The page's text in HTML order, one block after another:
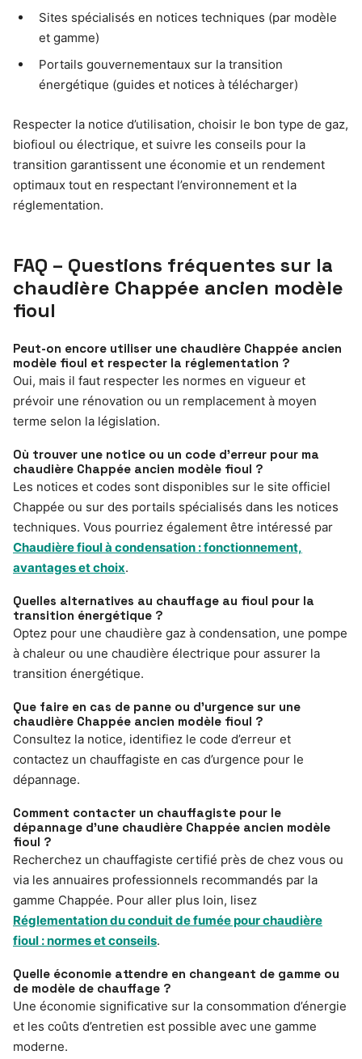
Sites spécialisés en notices techniques (par modèle
et gamme)
Portails gouvernementaux sur la transition
énergétique (guides et notices à télécharger)
Respecter la notice d’utilisation, choisir le bon type de gaz,
biofioul ou électrique, et suivre les conseils pour la
transition garantissent une économie et un rendement
optimaux tout en respectant l’environnement et la
réglementation.
FAQ – Questions fréquentes sur la
chaudière Chappée ancien modèle
fioul
Peut-on encore utiliser une chaudière Chappée ancien
modèle fioul et respecter la réglementation ?
Oui, mais il faut respecter les normes en vigueur et
prévoir une rénovation ou un remplacement à moyen
terme selon la législation.
Où trouver une notice ou un code d’erreur pour ma
chaudière Chappée ancien modèle fioul ?
Les notices et codes sont disponibles sur le site officiel
Chappée ou sur des portails spécialisés dans les notices
techniques. Vous pourriez également être intéressé par
Chaudière fioul à condensation : fonctionnement,
avantages et choix.
Quelles alternatives au chauffage au fioul pour la
transition énergétique ?
Optez pour une chaudière gaz à condensation, une pompe
à chaleur ou une chaudière électrique pour assurer la
transition énergétique.
Que faire en cas de panne ou d’urgence sur une
chaudière Chappée ancien modèle fioul ?
Consultez la notice, identifiez le code d’erreur et
contactez un chauffagiste en cas d’urgence pour le
dépannage.
Comment contacter un chauffagiste pour le
dépannage d’une chaudière Chappée ancien modèle
fioul ?
Recherchez un chauffagiste certifié près de chez vous ou
via les annuaires professionnels recommandés par la
gamme Chappée. Pour aller plus loin, lisez
Réglementation du conduit de fumée pour chaudière
fioul : normes et conseils.
Quelle économie attendre en changeant de gamme ou
de modèle de chauffage ?
Une économie significative sur la consommation d’énergie
et les coûts d’entretien est possible avec une gamme
moderne.